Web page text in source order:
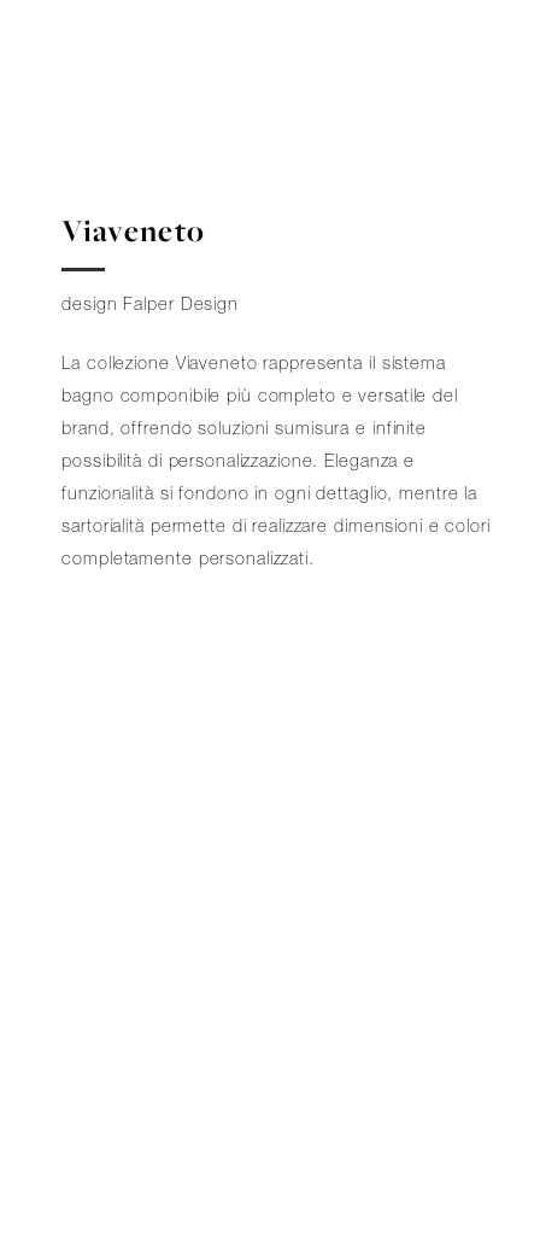
Viaveneto
design Falper Design
La collezione Viaveneto rappresenta il sistema
bagno componibile più completo e versatile del
brand, offrendo soluzioni sumisura e infinite
possibilità di personalizzazione. Eleganza e
funzionalità si fondono in ogni dettaglio, mentre la
sartorialità permette di realizzare dimensioni e colori
completamente personalizzati.